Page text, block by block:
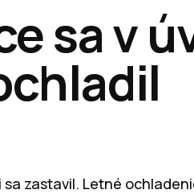
sa v
zastavil. Letné